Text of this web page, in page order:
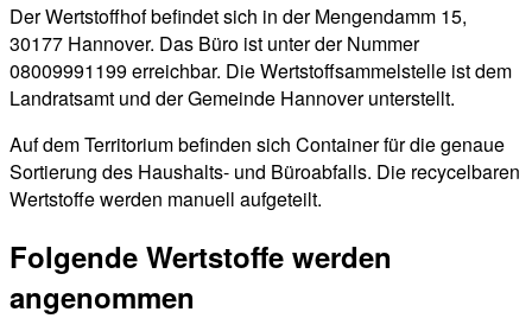
Der Wertstoffhof befindet sich in der Mengendamm 15,
30177 Hannover. Das Büro ist unter der Nummer
08009991199 erreichbar. Die Wertstoffsammelstelle ist dem
Landratsamt und der Gemeinde Hannover unterstellt.
Auf dem Territorium befinden sich Container für die genaue
Sortierung des Haushalts- und Büroabfalls. Die recycelbaren
Wertstoffe werden manuell aufgeteilt.
Folgende Wertstoffe werden
angenommen